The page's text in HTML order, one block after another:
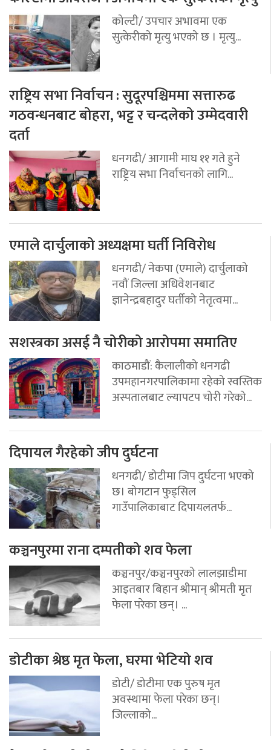
कोल्टी/ उपचार अभावमा एक
सुत्केरीको मृत्यु भएको छ । मृत्यु...
राष्ट्रिय सभा निर्वाचन : सुदूरपश्चिममा सत्तारुढ
गठवन्धनबाट बोहरा, भट्ट र चन्दलेको उम्मेदवारी
दर्ता
धनगढी/ आगामी माघ ११ गते हुने
राष्ट्रिय सभा निर्वाचनको लागि...
एमाले दार्चुलाको अध्यक्षमा घर्ती निविरोध
धनगढी/ नेकपा (एमाले) दार्चुलाको
नवौं जिल्ला अधिवेशनबाट
ज्ञानेन्द्रबहादुर घर्तीको नेतृत्वमा...
सशस्त्रका असई नै चोरीको आरोपमा समातिए
काठमाडौं: कैलालीको धनगढी
उपमहानगरपालिकामा रहेको स्वस्तिक
अस्पतालबाट ल्यापटप चोरी गरेको...
दिपायल गैरहेको जीप दुर्घटना
धनगढी/ डोटीमा जिप दुर्घटना भएको
छ। बोगटान फुड्सिल
गाउँपालिकाबाट दिपायलतर्फ...
कञ्चनपुरमा राना दम्पतीको शव फेला
कञ्चनपुर/कञ्चनपुरको लालझाडीमा
आइतबार बिहान श्रीमान् श्रीमती मृत
फेला परेका छन्। ...
डोटीका श्रेष्ठ मृत फेला, घरमा भेटियो शव
डोटी/ डोटीमा एक पुरुष मृत
अवस्थामा फेला परेका छन्।
जिल्लाको...